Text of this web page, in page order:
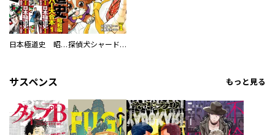
日本極道史 昭和編 スーパー大合本 探偵犬シャードック（新装版）
サスペンス もっと見る